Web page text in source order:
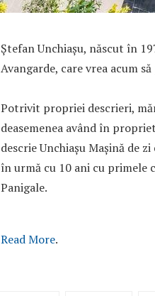
Ștefan Unchiașu, născut în
Avangarde, care vrea acum
Potrivit propriei descrieri,
deasemenea având în
descrie Unchiașu Mașină de
în urmă cu 10 ani cu primele
Panigale.
Read More.